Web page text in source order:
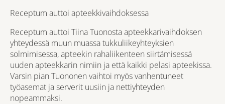
Receptum auttoi apteekkivaihdoksessa
Receptum auttoi Tiina Tuonosta apteekkarivaihdoksen
yhteydessä muun muassa tukkuliikeyhteyksien
solmimisessa, apteekin rahaliikenteen siirtämisessä
uuden apteekkarin nimiin ja että kaikki pelasi apteekissa.
Varsin pian Tuononen vaihtoi myös vanhentuneet
työasemat ja serverit uusiin ja nettiyhteyden
nopeammaksi.